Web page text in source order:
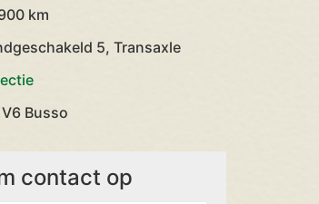
km
5, Transaxle
Busso
contact op